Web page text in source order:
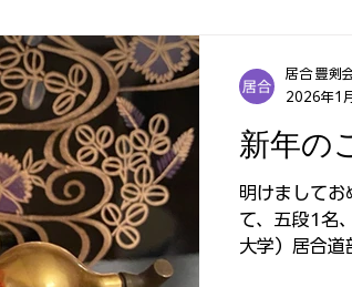
新年の
明けましてお
て、五段1名
大学）居合道
居合 豊剣
2026年1